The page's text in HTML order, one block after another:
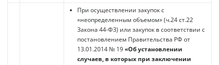
При осуществлении закупок с
«неопределенным объемом» (ч.24 ст.22
Закона 44-ФЗ) или закупок в соответствии с
постановлением Правительства РФ от
13.01.2014 № 19«Об установлении
случаев, в которых при заключении